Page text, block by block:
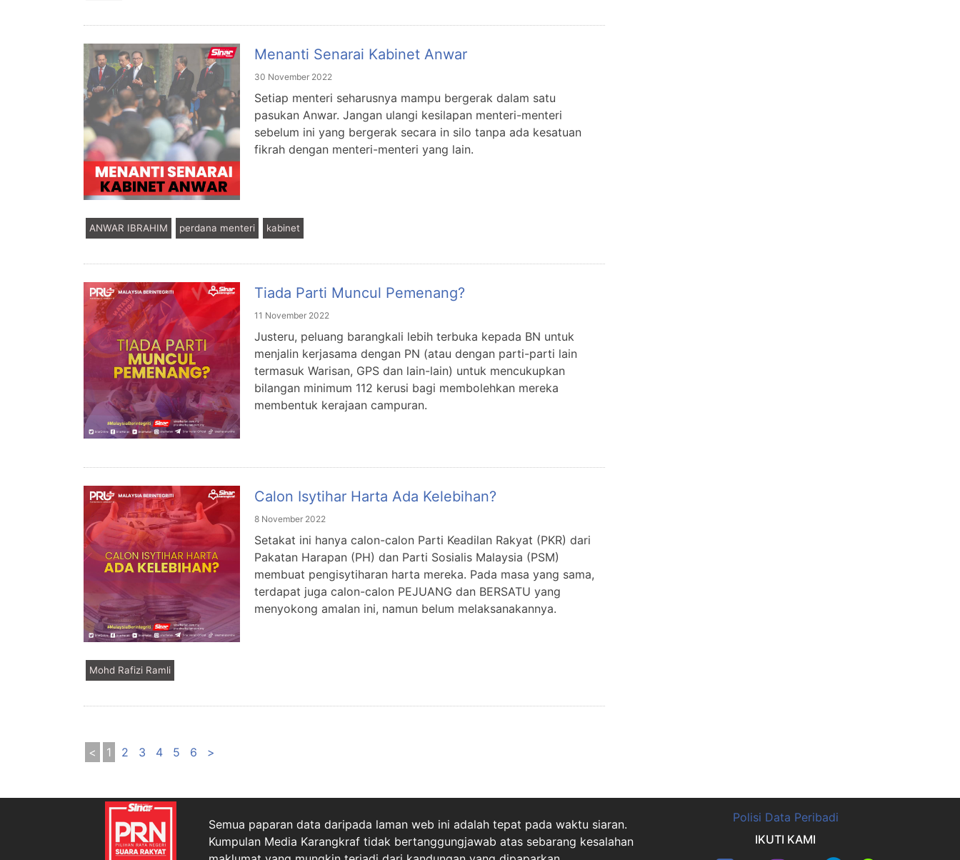
Menanti Senarai Kabinet Anwar
30 November 2022
Setiap menteri seharusnya mampu bergerak dalam satu
pasukan Anwar. Jangan ulangi kesilapan menteri-menteri
sebelum ini yang bergerak secara in silo tanpa ada kesatuan
fikrah dengan menteri-menteri yang lain.
ANWAR IBRAHIM perdana menteri kabinet
Tiada Parti Muncul Pemenang?
11 November 2022
Justeru, peluang barangkali lebih terbuka kepada BN untuk
menjalin kerjasama dengan PN (atau dengan parti-parti lain
termasuk Warisan, GPS dan lain-lain) untuk mencukupkan
bilangan minimum 112 kerusi bagi membolehkan mereka
membentuk kerajaan campuran.
Calon Isytihar Harta Ada Kelebihan?
8 November 2022
Setakat ini hanya calon-calon Parti Keadilan Rakyat (PKR) dari
Pakatan Harapan (PH) dan Parti Sosialis Malaysia (PSM)
membuat pengisytiharan harta mereka. Pada masa yang sama,
terdapat juga calon-calon PEJUANG dan BERSATU yang
menyokong amalan ini, namun belum melaksanakannya.
Mohd Rafizi Ramli
< 1 2 3 4 5 6 >
Semua paparan data daripada laman web ini adalah tepat pada waktu siaran.
Kumpulan Media Karangkraf tidak bertanggungjawab atas sebarang kesalahan
Polisi Data Peribadi
IKUTI KAMI